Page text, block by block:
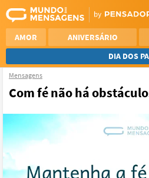
AMOR ANIVERSÁRIO
DIA DOS
REFLEXÃO
Mensagens
Com fé não há